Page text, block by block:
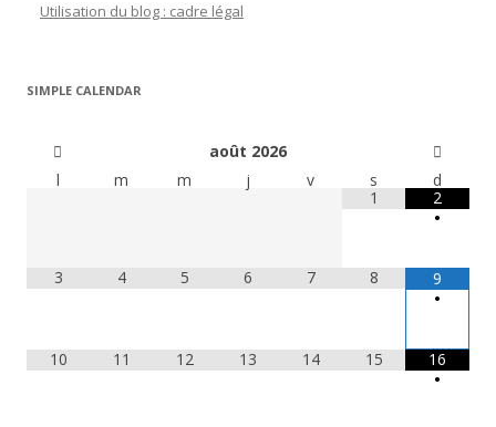
Utilisation du blog : cadre légal
SIMPLE CALENDAR
août 2026
l
m m j v s
d
1
2
•
3 4 5 6 7 8
9
•
10 11 12 13 14 15
16
•